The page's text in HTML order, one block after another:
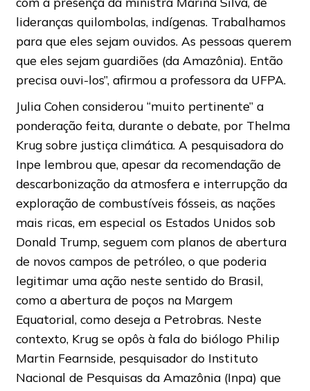
lideranças quilombolas, indígenas. Trabalhamos
para que eles sejam ouvidos. As pessoas querem
que eles sejam guardiões (da Amazônia). Então
precisa ouvi-los”, afirmou a professora da UFPA.
Julia Cohen considerou “muito pertinente” a
ponderação feita, durante o debate, por Thelma
Krug sobre justiça climática. A pesquisadora do
Inpe lembrou que, apesar da recomendação de
descarbonização da atmosfera e interrupção da
exploração de combustíveis fósseis, as nações
mais ricas, em especial os Estados Unidos sob
Donald Trump, seguem com planos de abertura
de novos campos de petróleo, o que poderia
legitimar uma ação neste sentido do Brasil,
como a abertura de poços na Margem
Equatorial, como deseja a Petrobras. Neste
contexto, Krug se opôs à fala do biólogo Philip
Martin Fearnside, pesquisador do Instituto
Nacional de Pesquisas da Amazônia (Inpa) que